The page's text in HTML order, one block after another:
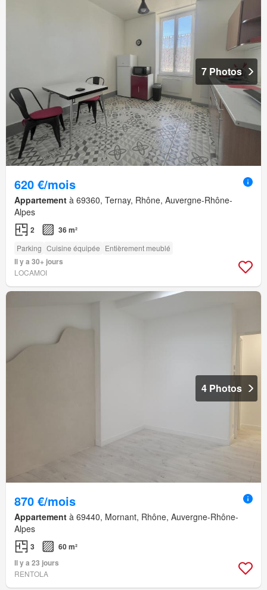
7 Photos
620 €/mois
Appartement à 69360, Ternay, Rhône, Auvergne-Rhône-
Alpes
2 36 m²
Parking Cuisine équipée Entièrement meublé
Il y a 30+ jours
LOCAMOI
4 Photos
870 €/mois
Appartement à 69440, Mornant, Rhône, Auvergne-Rhône-
Alpes
3
60 m²
Il y a 23 jours
RENTOLA